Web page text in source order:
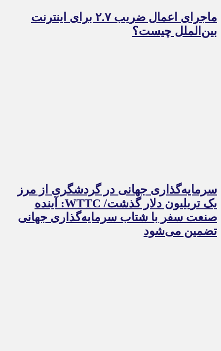
ماجرای اعمال ضریب ۲.۷ برای اینترنت
بین‌الملل چیست؟
سرمایه‌گذاری جهانی در گردشگری از مرز
یک تریلیون دلار گذشت/ WTTC: آینده
صنعت سفر با شتاب سرمایه‌گذاری جهانی
تضمین می‌شود